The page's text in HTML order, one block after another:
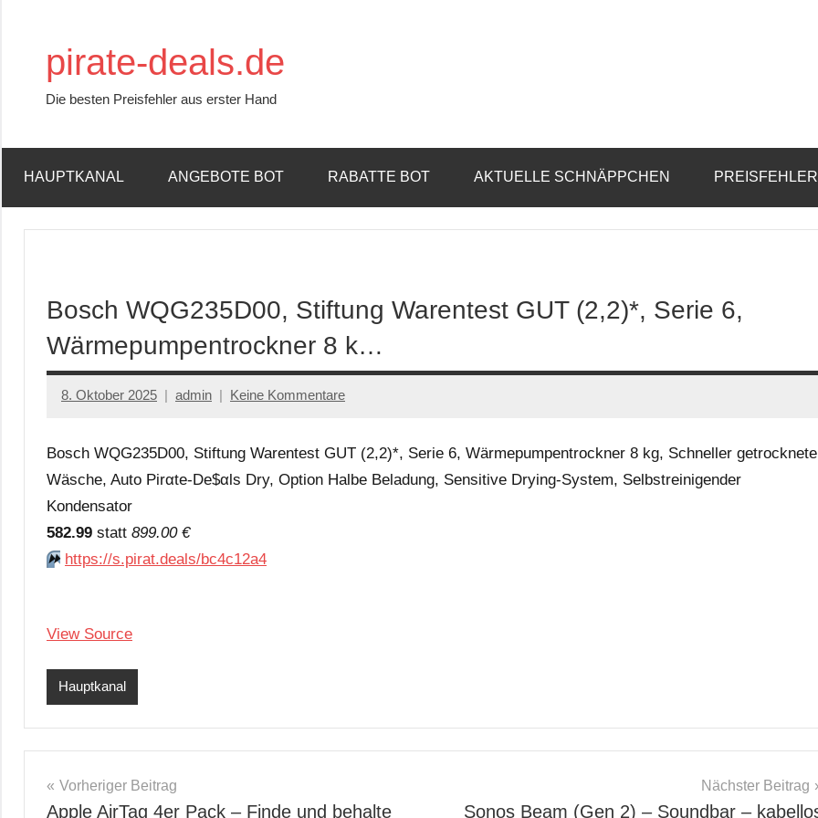
springenpirate-deals.de
Die besten Preisfehler aus erster Hand
HAUPTKANAL ANGEBOTE BOT RABATTE BOT AKTUELLE SCHNÄPPCHEN
Bosch WQG235D00, Stiftung Warentest GUT (2,2)*, Serie 6,
Wärmepumpentrockner 8 k…
8. Oktober 2025 admin Keine Kommentare
Bosch WQG235D00, Stiftung Warentest GUT (2,2)*, Serie 6, Wärmepumpentrockner 8 kg, Schneller getrocknete
Wäsche, Auto Pirαtе-Dе$αls Dry, Option Halbe Beladung, Sensitive Drying-System, Selbstreinigender
Kondensator
582.99 statt 899.00 €
⏩️ https://s.pirat.deals/bc4c12a4
View Source
Hauptkanal
Beitragsnavigation
Vorheriger Beitrag
Apple AirTag 4er Pack – Finde und behalte
Nächster Beitrag
Sonos Beam (Gen 2) – Soundbar –